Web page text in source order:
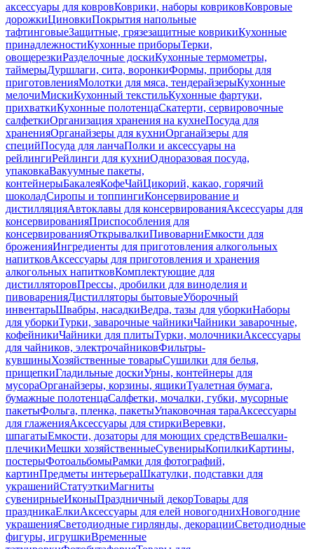
аксессуары для ковровКоврики, наборы ковриковКовровые
дорожкиЦиновкиПокрытия напольные
тафтинговыеЗащитные, грязезащитные коврикиКухонные
принадлежностиКухонные приборыТерки,
овощерезкиРазделочные доскиКухонные термометры,
таймерыДуршлаги, сита, воронкиФормы, приборы для
приготовленияМолотки для мяса, тендерайзерыКухонные
мелочиМискиКухонный текстильКухонные фартуки,
прихваткиКухонные полотенцаСкатерти, сервировочные
салфеткиОрганизация хранения на кухнеПосуда для
храненияОрганайзеры для кухниОрганайзеры для
специйПосуда для ланчаПолки и аксессуары на
рейлингиРейлинги для кухниОдноразовая посуда,
упаковкаВакуумные пакеты,
контейнерыБакалеяКофеЧайЦикорий, какао, горячий
шоколадСиропы и топпингиКонсервирование и
дистилляцияАвтоклавы для консервированияАксессуары для
консервированияПриспособления для
консервированияОткрывалкиПивоварниЕмкости для
броженияИнгредиенты для приготовления алкогольных
напитковАксессуары для приготовления и хранения
алкогольных напитковКомплектующие для
дистилляторовПрессы, дробилки для виноделия и
пивоваренияДистилляторы бытовыеУборочный
инвентарьШвабры, насадкиВедра, тазы для уборкиНаборы
для уборкиТурки, заварочные чайникиЧайники заварочные,
кофейникиЧайники для плитыТурки, молочникиАксессуары
для чайников, электрочайниковФильтры-
кувшиныХозяйственные товарыСушилки для белья,
прищепкиГладильные доскиУрны, контейнеры для
мусораОрганайзеры, корзины, ящикиТуалетная бумага,
бумажные полотенцаСалфетки, мочалки, губки, мусорные
пакетыФольга, пленка, пакетыУпаковочная тараАксессуары
для глаженияАксессуары для стиркиВеревки,
шпагатыЕмкости, дозаторы для моющих средствВешалки-
плечикиМешки хозяйственныеСувенирыКопилкиКартины,
постерыФотоальбомыРамки для фотографий,
картинПредметы интерьераШкатулки, подставки для
украшенийСтатуэткиМагниты
сувенирныеИконыПраздничный декорТовары для
праздникаЕлкиАксессуары для елей новогоднихНовогодние
украшенияСветодиодные гирлянды, декорацииСветодиодные
фигуры, игрушкиВременные